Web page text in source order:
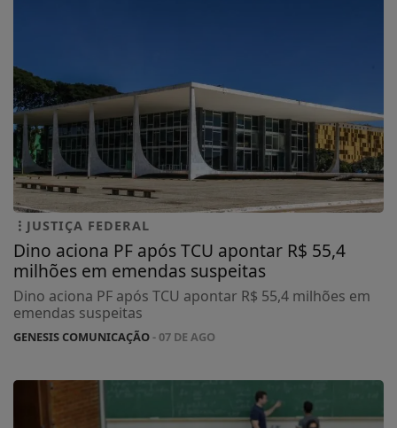
JUSTIÇA FEDERAL
Dino aciona PF após TCU apontar R$ 55,4
milhões em emendas suspeitas
Dino aciona PF após TCU apontar R$ 55,4 milhões em
emendas suspeitas
GENESIS COMUNICAÇÃO- 07 DE AGO